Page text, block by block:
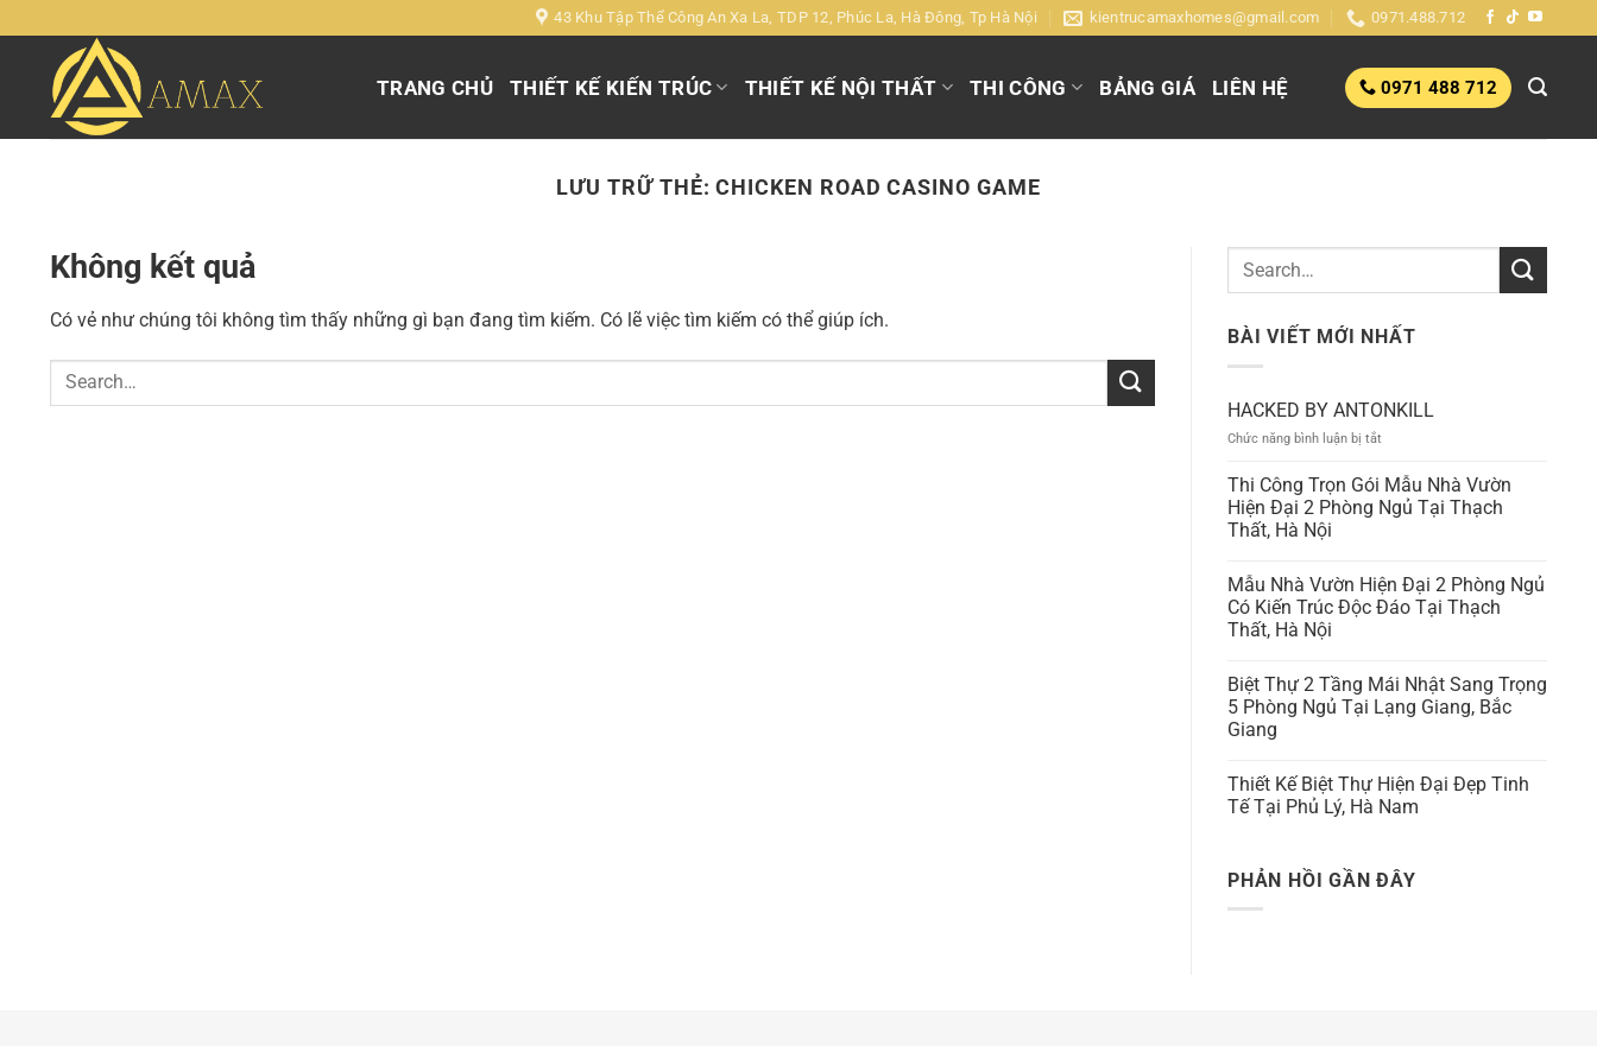
đến
43 Khu Tập Thể Công An Xa La, TDP 12, Phúc La, Hà Đông, Tp Hà Nội kientrucamaxhomes@gmail.com 0971.488.712
TRANG CHỦ THIẾT KẾ KIẾN TRÚC THIẾT KẾ NỘI THẤT THI CÔNG BẢNG GIÁ LIÊN HỆ 0971 488 712
LƯU TRỮ THẺ:CHICKEN ROAD CASINO GAME
Không kết quả
Có vẻ như chúng tôi không tìm thấy những gì bạn đang tìm kiếm. Có lẽ việc tìm kiếm có thể giúp ích.
BÀI VIẾT MỚI NHẤT
HACKED BY ANTONKILL
Chức năng bình luận bị tắt
BY
ANTONKILL
Thi Công Trọn Gói Mẫu Nhà Vườn
Hiện Đại 2 Phòng Ngủ Tại Thạch
Thất, Hà Nội
Mẫu Nhà Vườn Hiện Đại 2 Phòng Ngủ
Có Kiến Trúc Độc Đáo Tại Thạch
Thất, Hà Nội
Biệt Thự 2 Tầng Mái Nhật Sang Trọng
5 Phòng Ngủ Tại Lạng Giang, Bắc
Giang
Thiết Kế Biệt Thự Hiện Đại Đẹp Tinh
Tế Tại Phủ Lý, Hà Nam
PHẢN HỒI GẦN ĐÂY